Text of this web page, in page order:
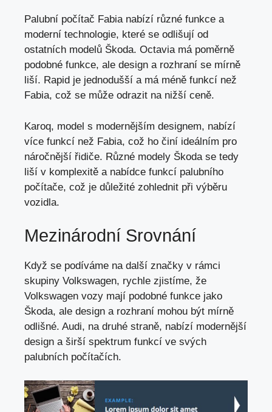
Palubní počítač Fabia nabízí různé funkce a
moderní technologie, které se odlišují od
ostatních modelů Škoda. Octavia má poměrně
podobné funkce, ale design a rozhraní se mírně
liší. Rapid je jednodušší a má méně funkcí než
Fabia, což se může odrazit na nižší ceně.
Karoq, model s modernějším designem, nabízí
více funkcí než Fabia, což ho činí ideálním pro
náročnější řidiče. Různé modely Škoda se tedy
liší v komplexitě a nabídce funkcí palubního
počítače, což je důležité zohlednit při výběru
vozidla.
Mezinárodní Srovnání
Když se podíváme na další značky v rámci
skupiny Volkswagen, rychle zjistíme, že
Volkswagen vozy mají podobné funkce jako
Škoda, ale design a rozhraní mohou být mírně
odlišné. Audi, na druhé straně, nabízí modernější
design a širší spektrum funkcí ve svých
palubních počítačích.